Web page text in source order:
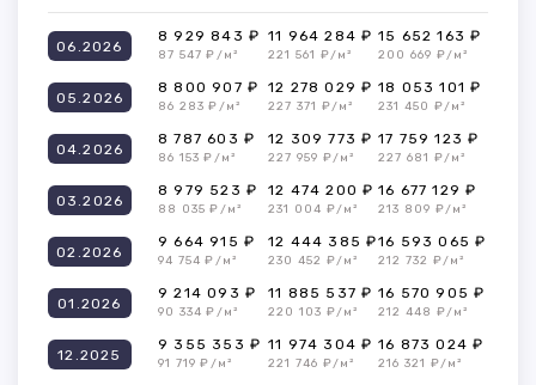
06.2026
8 929 843 ₽
87 547 ₽/м²
11 964 284 ₽
221 561 ₽/м²
15 652 163 ₽
200 669 ₽/м²
05.2026
8 800 907 ₽
86 283 ₽/м²
12 278 029 ₽
227 371 ₽/м²
18 053 101 ₽
231 450 ₽/м²
04.2026
8 787 603 ₽
86 153 ₽/м²
12 309 773 ₽
227 959 ₽/м²
17 759 123 ₽
227 681 ₽/м²
03.2026
8 979 523 ₽
88 035 ₽/м²
12 474 200 ₽
231 004 ₽/м²
16 677 129 ₽
213 809 ₽/м²
02.2026
9 664 915 ₽
94 754 ₽/м²
12 444 385 ₽
230 452 ₽/м²
16 593 065 ₽
212 732 ₽/м²
01.2026
9 214 093 ₽
90 334 ₽/м²
11 885 537 ₽
220 103 ₽/м²
16 570 905 ₽
212 448 ₽/м²
12.2025
9 355 353 ₽
91 719 ₽/м²
11 974 304 ₽
221 746 ₽/м²
16 873 024 ₽
216 321 ₽/м²